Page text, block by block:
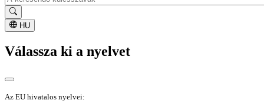
Keresés
HU
Válassza ki a nyelvet
Az EU hivatalos nyelvei: